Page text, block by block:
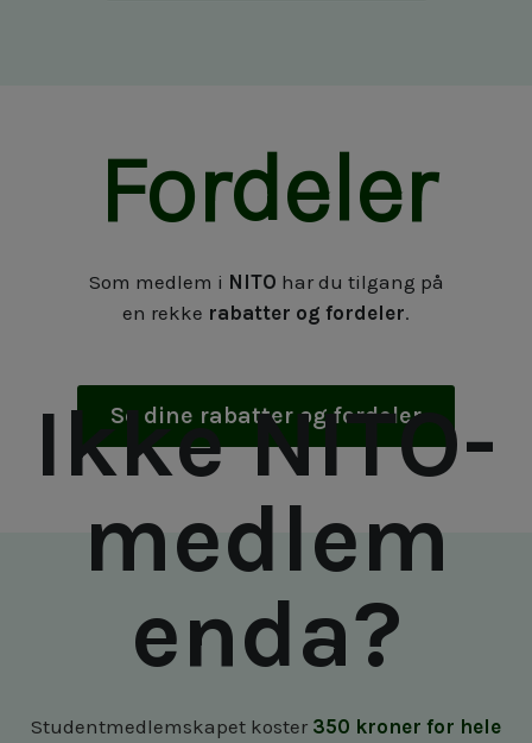
Fordeler
Som medlem i NITO har du tilgang på
en rekke rabatter og fordeler.
Se dine rabatter og fordeler
Ikke NITO-
medlem
enda?
Studentmedlemskapet koster 350 kroner for hele